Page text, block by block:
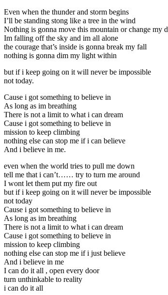
Even when the thunder and storm begins
I’ll be standing stong like a tree in the wind
Nothing is gonna move this mountain or change my
Im falling off the sky and im all alone
the courage that’s inside is gonna break my fall
nothing is gonna dim my light within
but if i keep going on it will never be impossible
not today.
Cause i got something to believe in
As long as im breathing
There is not a limit to what i can dream
Cause i got something to believe in
mission to keep climbing
nothing else can stop me if i can believe
And i believe in me.
even when the world tries to pull me down
tell me that i can’t…… try to turn me around
I wont let them put my fire out
but if i keep going on it will never be impossible
not today
Cause i got something to believe in
As long as im breathing
There is not a limit to what i can dream
Cause i got something to believe in
mission to keep climbing
nothing else can stop me if i just believe
And i believe in me
I can do it all , open every door
turn unthinkable to reality
i can do it all